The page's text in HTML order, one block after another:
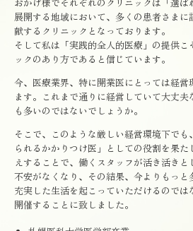
展開する地域において、多くの患者さま
献するクリニックとなっております。
そして私は「実践的全人的医療」の提供
ックのあり方であると信じています。
今、医療業界、特に開業医にとっては経営
ます。これまで通りに経営していて大丈
も多いのではないでしょうか。
そこで、このような厳しい経営環境下で
られるかかりつけ医」としての役割を果
えすることで、働くスタッフが活き活き
不安がなくなり、その結果、今よりもっ
充実した生活を起こっていただけるのでは
開催することに致しました。